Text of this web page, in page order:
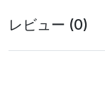
レビュー (0)